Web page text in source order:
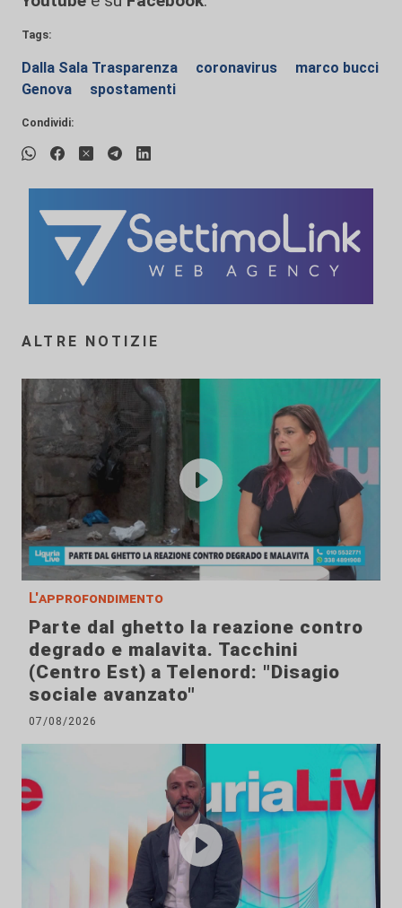
Tags:
Dalla Sala Trasparenza coronavirus
marco bucci
Genova
spostamenti
Condividi:
ALTRE NOTIZIE
L'approfondimento
Parte dal ghetto la reazione contro
degrado e malavita. Tacchini
(Centro Est) a Telenord: "Disagio
sociale avanzato"
07/08/2026